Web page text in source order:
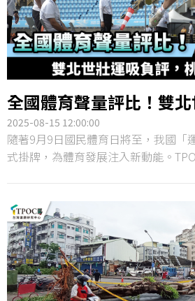
全國體育聲量評比！雙
評，桃園摘六都好感王
2025-08-15 12:00:00
隨著9月9日國民體育日將至，我國「
式掛牌，為體育發展注入新動能。
群焦點，但好感度並未隨之攀升；反
升級與職業球團合作，奪下六都好感